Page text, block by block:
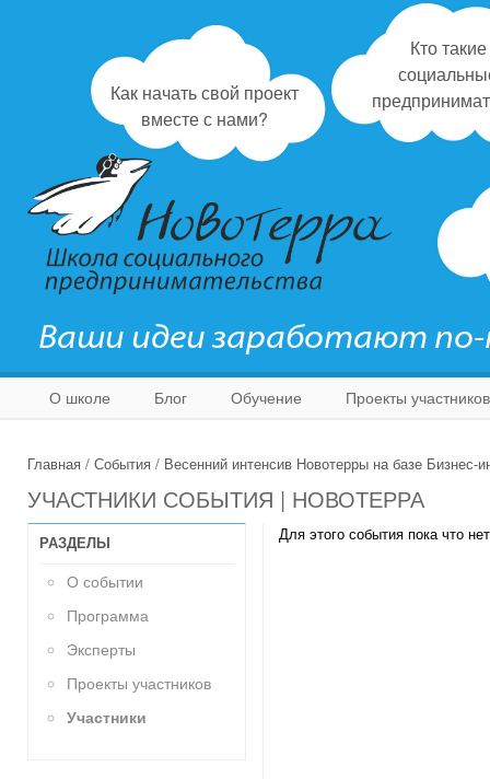
Как начать свой проект
вместе с нами?
Кто такие
Ваши идеи заработают
О школе Блог Обучение Проекты участников
Главная / События / Весенний интенсив Новотерры на базе
УЧАСТНИКИ СОБЫТИЯ | НОВОТЕРРА
РАЗДЕЛЫ
О событии
Программа
Эксперты
Проекты участников
Участники
Для этого события пока что